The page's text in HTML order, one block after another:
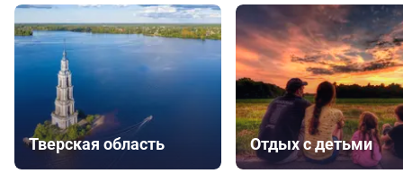
Тверская область Отдых с детьми